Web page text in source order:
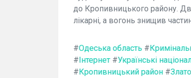
до Кропивницького району.
лікарні, а вогонь знищив
#Одеська область #
#Інтернет #Українські
#Кропивницький район #